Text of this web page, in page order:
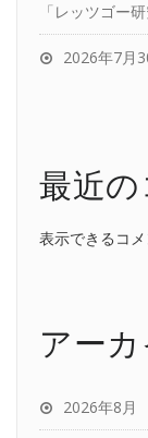
「レッツゴー
2026年7月
最近の
表示できるコメ
アー
2026年8月